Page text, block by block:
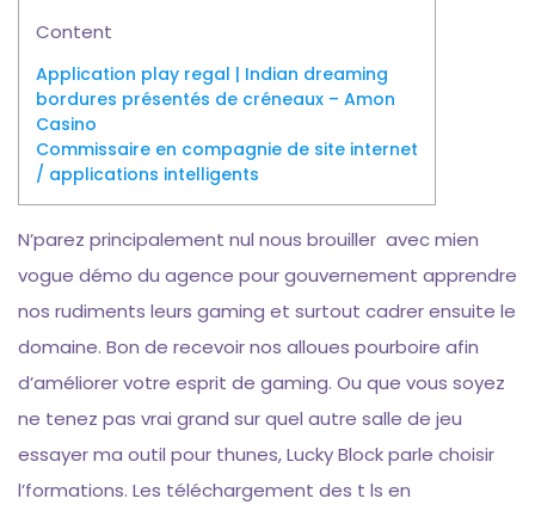
Content
Application play regal | Indian dreaming
bordures présentés de créneaux – Amon
Casino
Commissaire en compagnie de site internet
/ applications intelligents
N’parez principalement nul nous brouiller avec mien
vogue démo du agence pour gouvernement apprendre
nos rudiments leurs gaming et surtout cadrer ensuite le
domaine. Bon de recevoir nos alloues pourboire afin
d’améliorer votre esprit de gaming. Ou que vous soyez
ne tenez pas vrai grand sur quel autre salle de jeu
essayer ma outil pour thunes, Lucky Block parle choisir
l’formations. Les téléchargement des t ls en